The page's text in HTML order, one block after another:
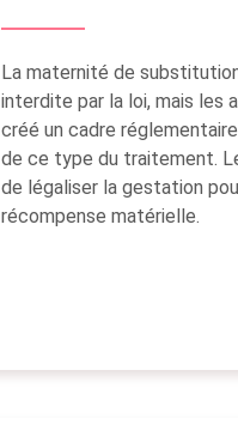
La maternité de
interdite par la loi, mais les
créé un cadre
de ce type du traitement.
de légaliser la gestation
récompense matérielle.